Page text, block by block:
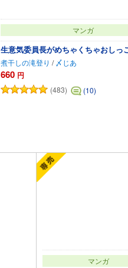
マンガ
生意気委員長がめちゃくちゃおしっ
煮干しの滝登り / 〆じあ
660 円
(483) (10)
マンガ